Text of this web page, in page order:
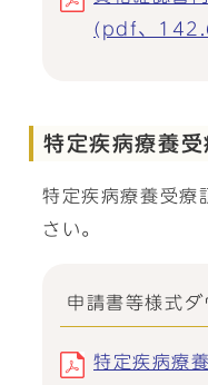
(pdf、
特定疾病療養
特定疾病療養受療
さい。
申請書等様式ダ
特定疾病療